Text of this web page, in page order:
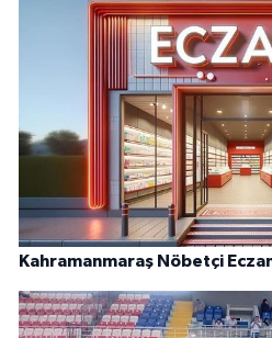
Kahramanmaraş Nöbetçi